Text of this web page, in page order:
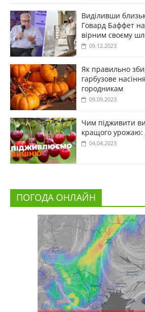
Виділивши
Говард Баффет
вірним своєму
09.12.2023
Як правильно
гарбузове
городникам
09.09.2023
Чим підживити
кращого урожаю:
04.04.2023
ПОГОДА ОНЛАЙН